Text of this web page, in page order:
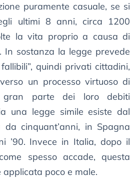
puramente casuale, se si
ultimi 8 anni, circa 1200
la vita proprio a causa di
In sostanza la legge prevede
quindi privati cittadini,
un processo virtuoso di
gran parte dei loro debiti
una legge simile esiste dal
cinquant’anni, in Spagna
’90. Invece in Italia, dopo il
spesso accade, questa
poco e male.